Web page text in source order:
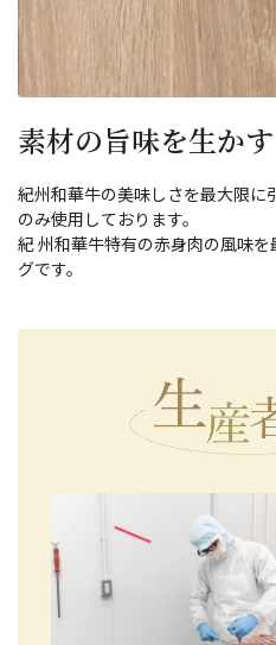
素材の旨味を生かす
紀州和華牛の美味しさを最大限に
のみ使用しております。
紀 州和華牛特有の赤身肉の風味
グです。